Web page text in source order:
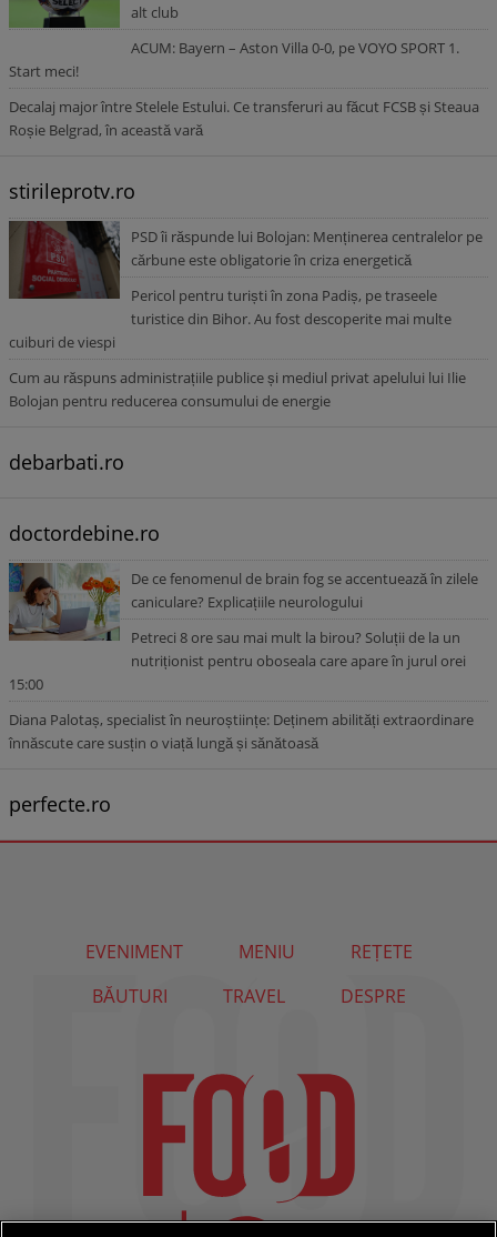
alt club
ACUM: Bayern – Aston Villa 0-0, pe VOYO SPORT 1.
Start meci!
Decalaj major între Stelele Estului. Ce transferuri au făcut FCSB și Steaua
Roșie Belgrad, în această vară
stirileprotv.ro
PSD îi răspunde lui Bolojan: Menținerea centralelor pe
cărbune este obligatorie în criza energetică
Pericol pentru turiști în zona Padiș, pe traseele
turistice din Bihor. Au fost descoperite mai multe
cuiburi de viespi
Cum au răspuns administrațiile publice și mediul privat apelului lui Ilie
Bolojan pentru reducerea consumului de energie
debarbati.ro
doctordebine.ro
De ce fenomenul de brain fog se accentuează în zilele
caniculare? Explicațiile neurologului
Petreci 8 ore sau mai mult la birou? Soluții de la un
nutriționist pentru oboseala care apare în jurul orei
15:00
Diana Palotaș, specialist în neuroștiințe: Deținem abilități extraordinare
înnăscute care susțin o viață lungă și sănătoasă
perfecte.ro
EVENIMENT MENIU
REȚETE
BĂUTURI
TRAVEL DESPRE